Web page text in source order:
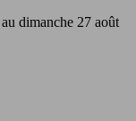
dimanche 27 août